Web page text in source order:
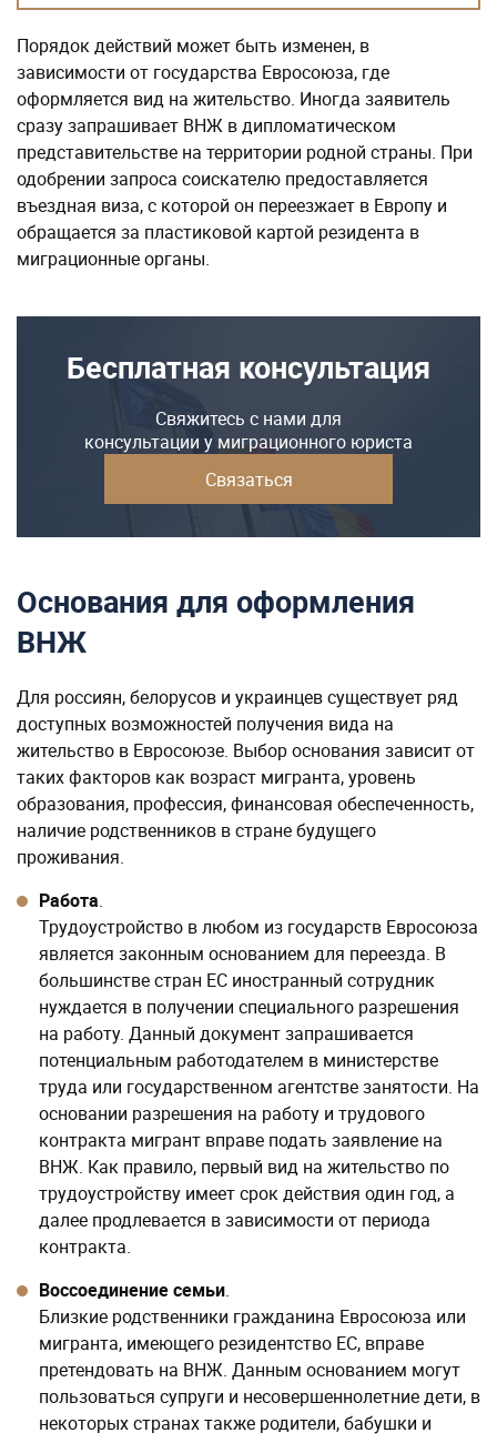
Порядок действий может быть изменен, в
зависимости от государства Евросоюза, где
оформляется вид на жительство. Иногда заявитель
сразу запрашивает ВНЖ в дипломатическом
представительстве на территории родной страны. При
одобрении запроса соискателю предоставляется
въездная виза, с которой он переезжает в Европу и
обращается за пластиковой картой резидента в
миграционные органы.
Бесплатная консультация
Свяжитесь с нами для
консультации у миграционного юриста
Связаться
Основания для оформления
ВНЖ
Для россиян, белорусов и украинцев существует ряд
доступных возможностей получения вида на
жительство в Евросоюзе. Выбор основания зависит от
таких факторов как возраст мигранта, уровень
образования, профессия, финансовая обеспеченность,
наличие родственников в стране будущего
проживания.
Работа.
Трудоустройство в любом из государств Евросоюза
является законным основанием для переезда. В
большинстве стран ЕС иностранный сотрудник
нуждается в получении специального разрешения
на работу. Данный документ запрашивается
потенциальным работодателем в министерстве
труда или государственном агентстве занятости. На
основании разрешения на работу и трудового
контракта мигрант вправе подать заявление на
ВНЖ. Как правило, первый вид на жительство по
трудоустройству имеет срок действия один год, а
далее продлевается в зависимости от периода
контракта.
Воссоединение семьи.
Близкие родственники гражданина Евросоюза или
мигранта, имеющего резидентство ЕС, вправе
претендовать на ВНЖ. Данным основанием могут
пользоваться супруги и несовершеннолетние дети, в
некоторых странах также родители, бабушки и